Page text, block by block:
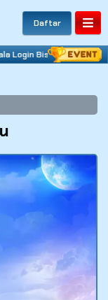
Daftar
Login Bisa Hubungi